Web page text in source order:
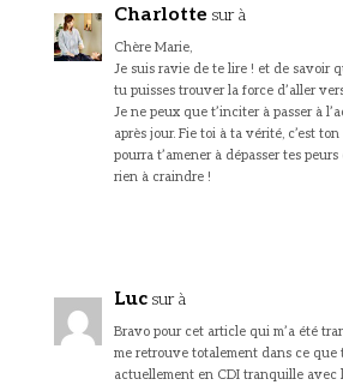
Charlotte sur à
Chère Marie,
Je suis ravie de te lire ! et de savoir
tu puisses trouver la force d’aller
Je ne peux que t’inciter à passer à
après jour. Fie toi à ta vérité, c’est
pourra t’amener à dépasser tes peurs
rien à craindre !
Luc sur à
Bravo pour cet article qui m’a été
me retrouve totalement dans ce que
actuellement en CDI tranquille avec